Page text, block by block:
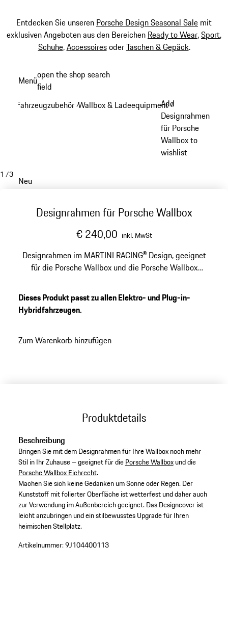
Entdecken Sie unseren Porsche Design Seasonal Sale mit
exklusiven Angeboten aus den Bereichen Ready to Wear,Sport,
Schuhe,AccessoiresoderTaschen & Gepäck.
Hauptinhalt
Menüopen the shop search
field
Fahrzeugzubehör /Wallbox & Ladeequipment/
Add
Designrahmen
für Porsche
Wallbox to
wishlist
1 /3
Neu
Designrahmen für Porsche Wallbox
€ 240,00 inkl. MwSt
Designrahmen im MARTINI RACING® Design, geeignet
für die Porsche Wallbox und die Porsche Wallbox
Dieses Produkt passt zu allen Elektro- und Plug-in-
Hybridfahrzeugen.
Zum Warenkorb hinzufügen
Produktdetails
Beschreibung
Bringen Sie mit dem Designrahmen für Ihre Wallbox noch mehr
Stil in Ihr Zuhause – geeignet für diePorsche Wallboxund die
Porsche Wallbox Eichrecht.
Machen Sie sich keine Gedanken um Sonne oder Regen. Der
Kunststoff mit folierter Oberfläche ist wetterfest und daher auch
zur Verwendung im Außenbereich geeignet. Das Designcover ist
leicht anzubringen und ein stilbewusstes Upgrade für Ihren
heimischen Stellplatz.
Artikelnummer:9J104400113